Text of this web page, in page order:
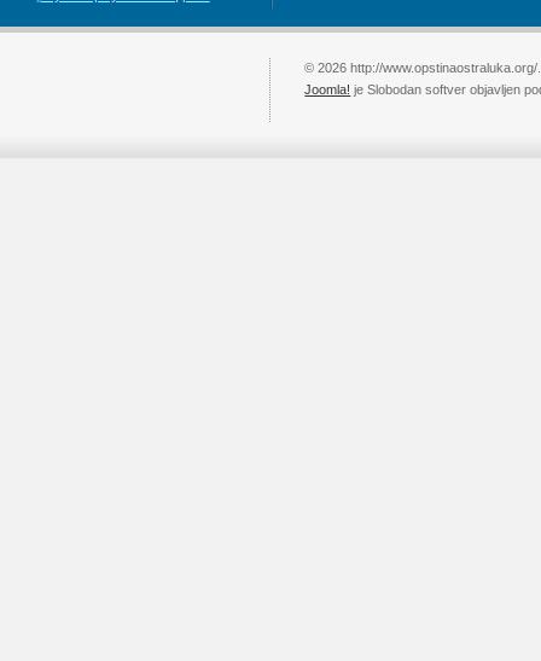
© 2026 http://
Joomla! je Slobodan softver objavljen